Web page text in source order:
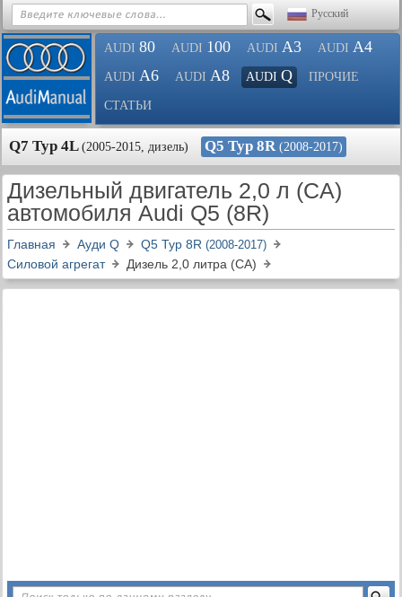
Русский
AUDI 80 AUDI 100 AUDI A3 AUDI A4
AUDI A6 AUDI A8 AUDI Q ПРОЧИЕ
СТАТЬИ
Q7 Typ 4L (2005-2015, дизель) Q5 Typ 8R (2008-2017)
Дизельный двигатель 2,0 л (CA)
автомобиля Audi Q5 (8R)
Главная Ауди Q Q5 Typ 8R (2008-2017)
Силовой агрегат Дизель 2,0 литра (CA)